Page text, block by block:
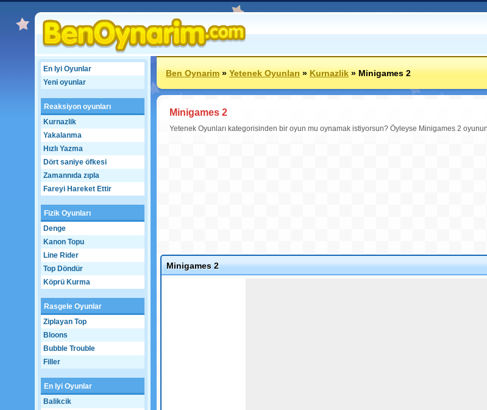
En Iyi Oyunlar
Yeni oyunlar
Reaksiyon oyunları
Kurnazlik
Yakalanma
Hızlı Yazma
Dört saniye öfkesi
Zamannıda zıpla
Fareyi Hareket Ettir
Fizik Oyunları
Denge
Kanon Topu
Line Rider
Top Döndür
Köprü Kurma
Rasgele Oyunlar
Ziplayan Top
Bloons
Bubble Trouble
Filler
En Iyi Oyunlar
Balikcik
Ben Oynarim»Yetenek Oyunları»Kurnazlik»Minigames 2
Minigames 2
Yetenek Oyunları kategorisinden bir oyun mu oynamak istiyorsun? Öyleyse Minigames 2
Minigames 2